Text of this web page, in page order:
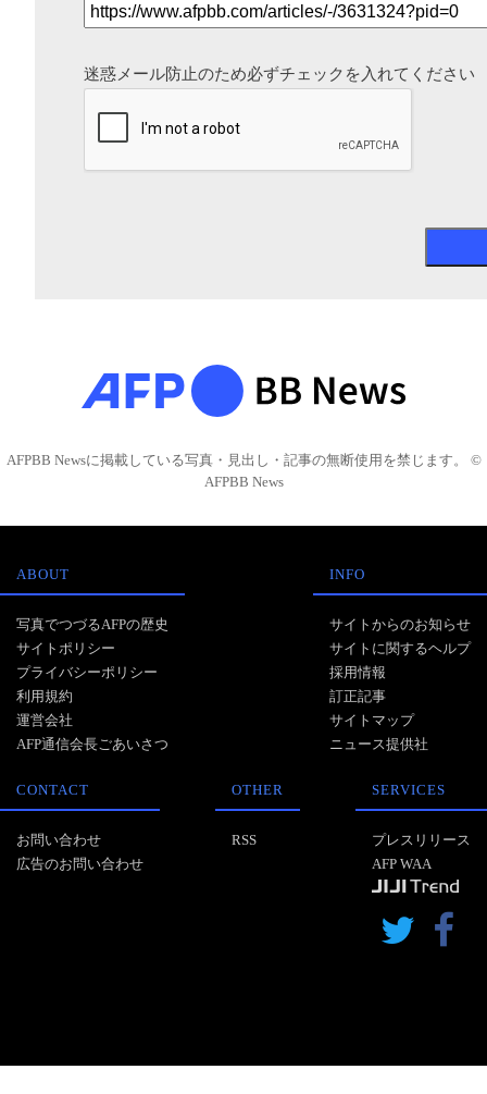
迷惑メール防止のため必ずチェックを入れてください
AFPBB Newsに掲載している写真・見出し・記事の無断使用を禁じます。 ©
AFPBB News
ABOUT
写真でつづるAFPの歴史
サイトポリシー
プライバシーポリシー
利用規約
運営会社
AFP通信会長ごあいさつ
INFO
サイトからのお知らせ
サイトに関するヘルプ
採用情報
訂正記事
サイトマップ
ニュース提供社
CONTACT
お問い合わせ
広告のお問い合わせ
OTHER
RSS
SERVICES
プレスリリース
AFP WAA